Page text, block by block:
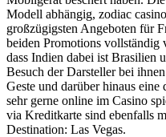
Modell abhängig, zodiac
großzügigsten Angeboten für
beiden Promotions vollständig
dass Indien dabei ist Brasilien
Besuch der Darsteller bei
Geste und darüber hinaus
sehr gerne online im Casino
via Kreditkarte sind ebenfalls
Destination: Las Vegas.